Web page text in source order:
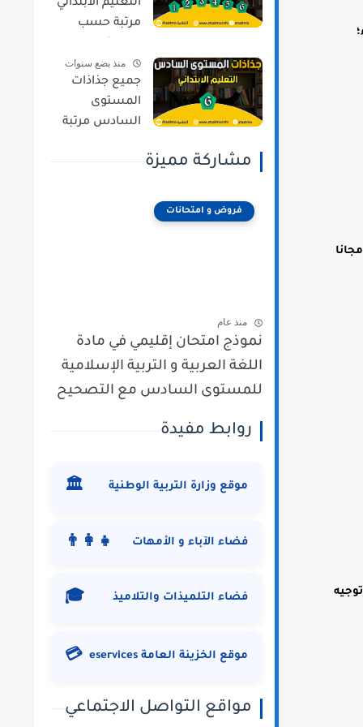
التعليم الابتدائي
مرتبة حسب
المراجع وفق
المنهج المنقح
منذ بضع سنوات
جميع جذاذات
المستوى
السادس مرتبة
مشاركة مميزة
فروض و امتحانات
منذ عام
نموذج امتحان إقليمي في مادة
اللغة العربية و التربية الإسلامية
للمستوى السادس مع التصحيح
روابط مفيدة
موقع وزارة التربية الوطنية 🏛️
فضاء الآباء و الأمهات 👨‍👩‍👧
فضاء التلميذات والتلاميذ 🎓
موقع الخزينة العامة eservices 💳
مواقع التواصل الاجتماعي